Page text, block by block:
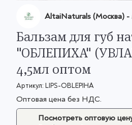
AltaiNaturals (Москва) -
Бальзам для губ
"ОБЛЕПИХА"
4,5мл оптом
Артикул: LIPS-OBLEPIHA
Оптовая цена без НДС.
Посмотреть оптовую